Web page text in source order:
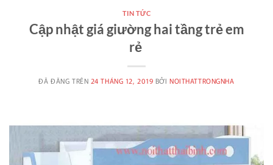
TIN TỨC
Cập nhật giá giường hai tầng trẻ em
rẻ
ĐÃ ĐĂNG TRÊN 24 THÁNG 12, 2019 BỞINOITHATTRONGNHA